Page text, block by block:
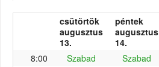
csütörtök
augusztus
13.
péntek
augusztus
14.
8:00
Szabad Szabad